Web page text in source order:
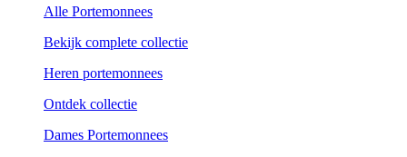
Alle Portemonnees
Bekijk complete collectie
Heren portemonnees
Ontdek collectie
Dames Portemonnees